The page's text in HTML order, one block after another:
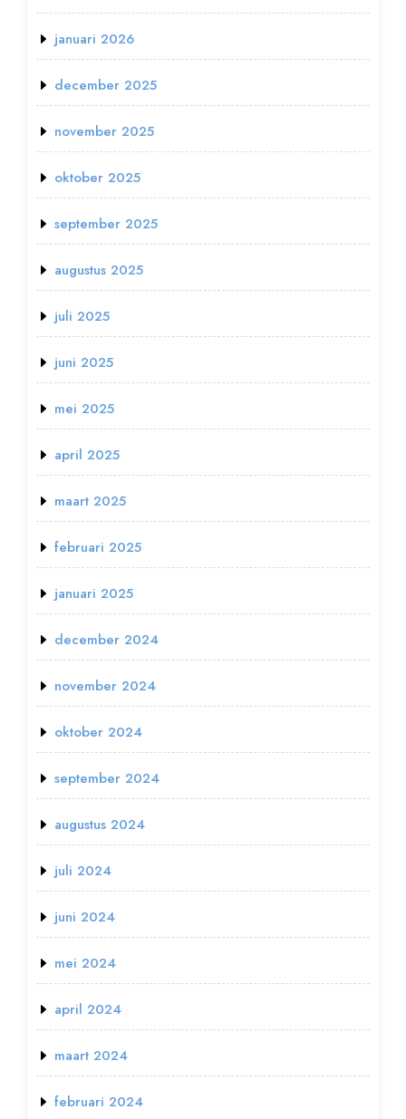
januari 2026
december 2025
november 2025
oktober 2025
september 2025
augustus 2025
juli 2025
juni 2025
mei 2025
april 2025
maart 2025
februari 2025
januari 2025
december 2024
november 2024
oktober 2024
september 2024
augustus 2024
juli 2024
juni 2024
mei 2024
april 2024
maart 2024
februari 2024